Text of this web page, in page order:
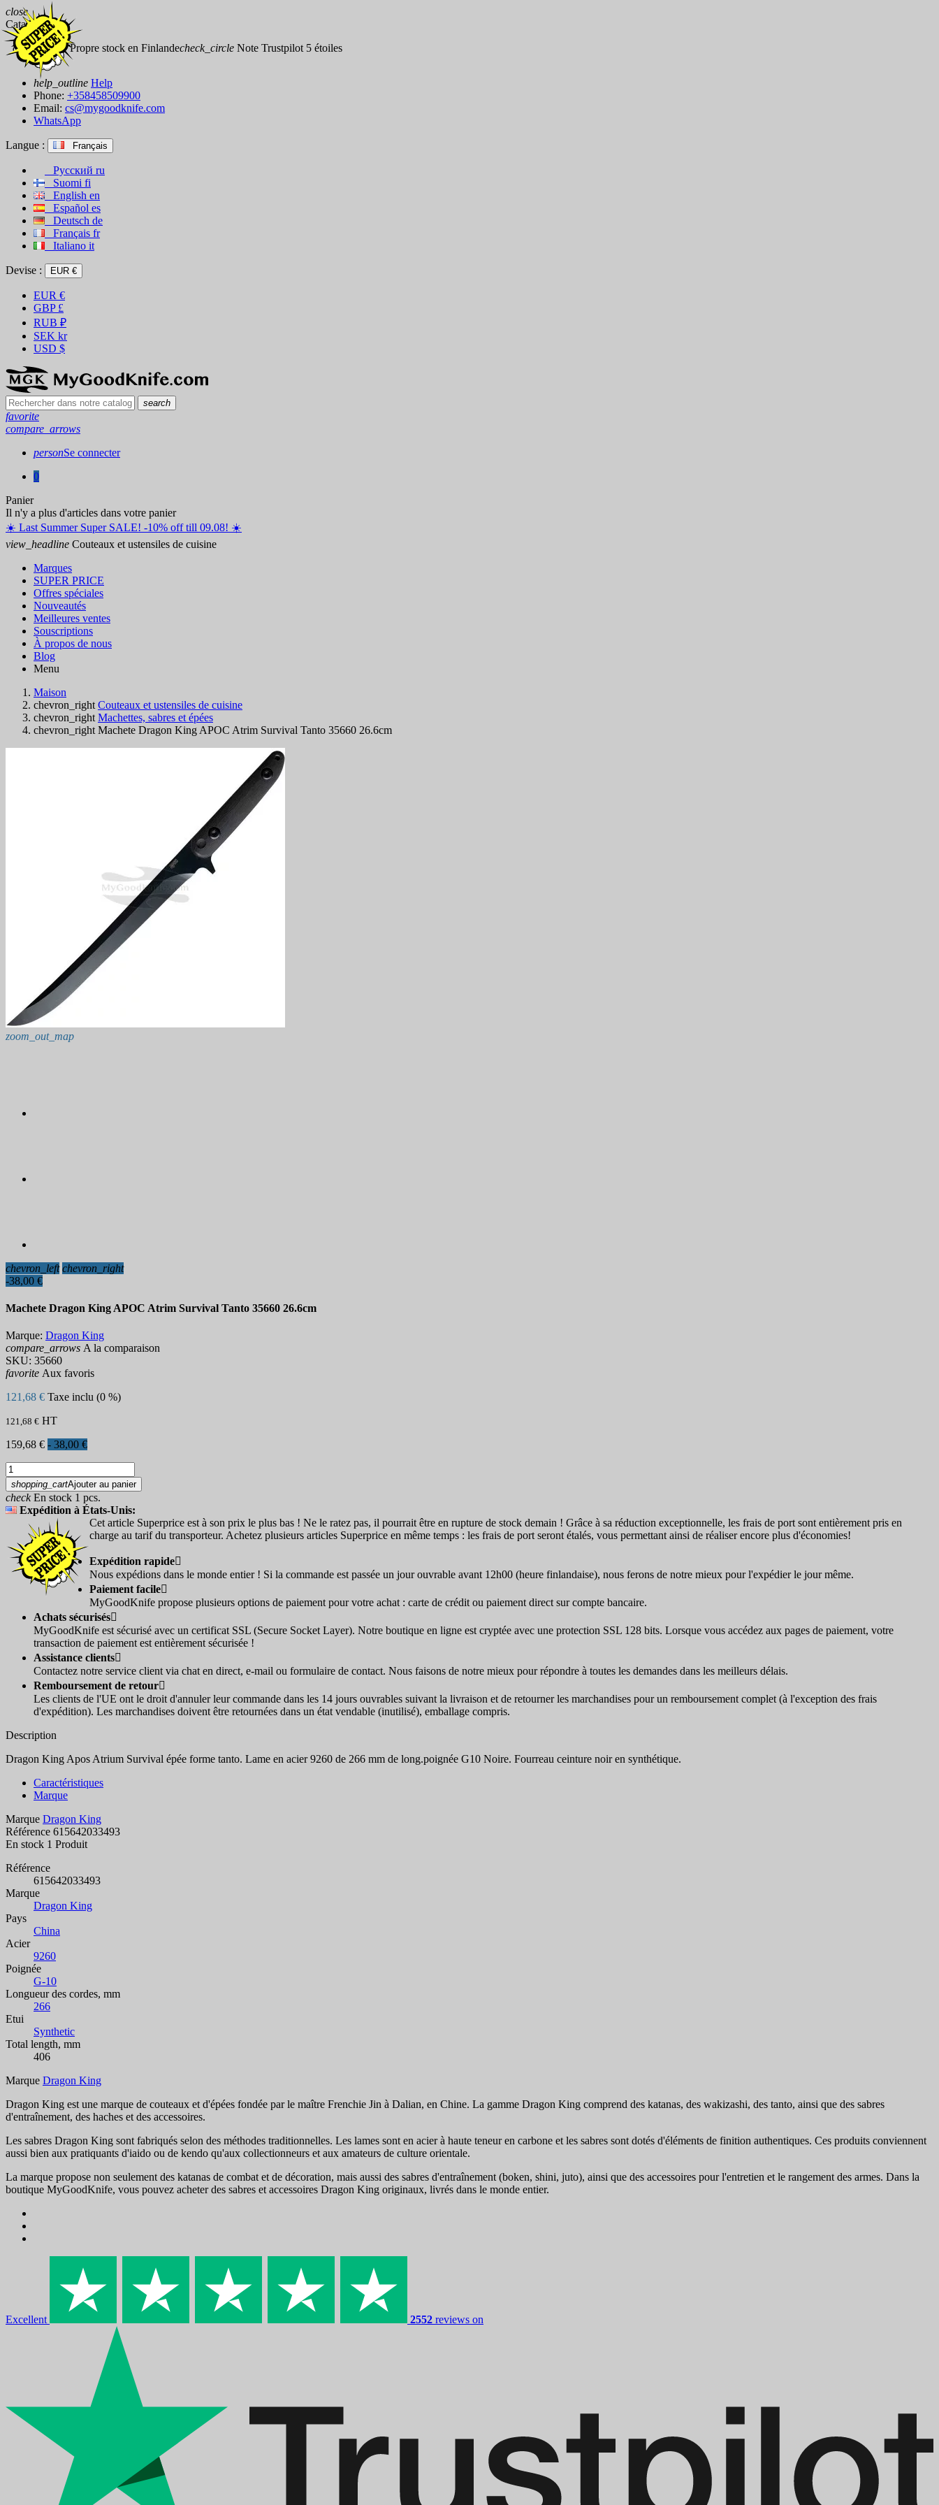
close
Catalog
check_circlePropre stock en Finlandecheck_circle Note Trustpilot 5 étoiles
help_outline Help
Phone: +358458509900
Email: cs@mygoodknife.com
WhatsApp
Langue : Français
Русский ru
Suomi fi
English en
Español es
Deutsch de
Français fr
Italiano it
Devise : EUR €
EUR €
GBP £
RUB ₽
SEK kr
USD $
search
favorite
compare_arrows
personSe connecter
0
Panier
Il n'y a plus d'articles dans votre panier
☀️ ️Last Summer Super SALE! -10% off till 09.08! ☀️
view_headline Couteaux et ustensiles de cuisine
Marques
SUPER PRICE
Offres spéciales
Nouveautés
Meilleures ventes
Souscriptions
À propos de nous
Blog
Menu
Maison
chevron_right Couteaux et ustensiles de cuisine
chevron_right Machettes, sabres et épées
chevron_right Machete Dragon King APOC Atrim Survival Tanto 35660 26.6cm
zoom_out_map
chevron_left chevron_right
-38,00 €
Machete Dragon King APOC Atrim Survival Tanto 35660 26.6cm
Marque: Dragon King
compare_arrows A la comparaison
SKU: 35660
favorite Aux favoris
121,68 € Taxe inclu (0 %)
121,68 € HT
159,68 € - 38,00 €
shopping_cartAjouter au panier
checkEn stock 1 pcs.
Expédition à États-Unis:
Cet article Superprice est à son prix le plus bas ! Ne le ratez pas, il pourrait être en rupture de stock demain ! Grâce à sa réduction exceptionnelle, les frais de port sont entièrement pris en
charge au tarif du transporteur. Achetez plusieurs articles Superprice en même temps : les frais de port seront étalés, vous permettant ainsi de réaliser encore plus d'économies!
Expédition rapide
Nous expédions dans le monde entier ! Si la commande est passée un jour ouvrable avant 12h00 (heure finlandaise), nous ferons de notre mieux pour l'expédier le jour même.
Paiement facile
MyGoodKnife propose plusieurs options de paiement pour votre achat : carte de crédit ou paiement direct sur compte bancaire.
Achats sécurisés
MyGoodKnife est sécurisé avec un certificat SSL (Secure Socket Layer). Notre boutique en ligne est cryptée avec une protection SSL 128 bits. Lorsque vous accédez aux pages de paiement, votre
transaction de paiement est entièrement sécurisée !
Assistance clients
Contactez notre service client via chat en direct, e-mail ou formulaire de contact. Nous faisons de notre mieux pour répondre à toutes les demandes dans les meilleurs délais.
Remboursement de retour
Les clients de l'UE ont le droit d'annuler leur commande dans les 14 jours ouvrables suivant la livraison et de retourner les marchandises pour un remboursement complet (à l'exception des frais
d'expédition). Les marchandises doivent être retournées dans un état vendable (inutilisé), emballage compris.
Description
Dragon King Apos Atrium Survival épée forme tanto. Lame en acier 9260 de 266 mm de long.poignée G10 Noire. Fourreau ceinture noir en synthétique.
Caractéristiques
Marque
Marque Dragon King
Référence 615642033493
En stock 1 Produit
Référence
615642033493
Marque
Dragon King
Pays
China
Acier
9260
Poignée
G-10
Longueur des cordes, mm
266
Etui
Synthetic
Total length, mm
406
Marque Dragon King
Dragon King est une marque de couteaux et d'épées fondée par le maître Frenchie Jin à Dalian, en Chine. La gamme Dragon King comprend des katanas, des wakizashi, des tanto, ainsi que des sabres
d'entraînement, des haches et des accessoires.
Les sabres Dragon King sont fabriqués selon des méthodes traditionnelles. Les lames sont en acier à haute teneur en carbone et les sabres sont dotés d'éléments de finition authentiques. Ces produits conviennent
aussi bien aux pratiquants d'iaido ou de kendo qu'aux collectionneurs et aux amateurs de culture orientale.
La marque propose non seulement des katanas de combat et de décoration, mais aussi des sabres d'entraînement (boken, shini, juto), ainsi que des accessoires pour l'entretien et le rangement des armes. Dans la
boutique MyGoodKnife, vous pouvez acheter des sabres et accessoires Dragon King originaux, livrés dans le monde entier.
Excellent 2552 reviews on